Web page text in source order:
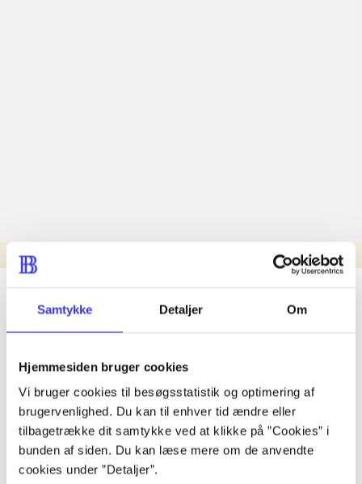
Samtykke Detaljer Om
Hjemmesiden bruger cookies
Vi bruger cookies til besøgsstatistik og optimering af
brugervenlighed. Du kan til enhver tid ændre eller
tilbagetrække dit samtykke ved at klikke på ”Cookies” i
bunden af siden. Du kan læse mere om de anvendte
cookies under ”Detaljer”.
Nyhed
lorem ipsum dolor sit amet ...
lorem ipsum dolor sit amet ...
lorem ipsum dolor sit amet ...
lorem ipsum dolor sit amet ...
lorem ipsum dolor sit amet ...
lorem ipsum dolor sit amet ...